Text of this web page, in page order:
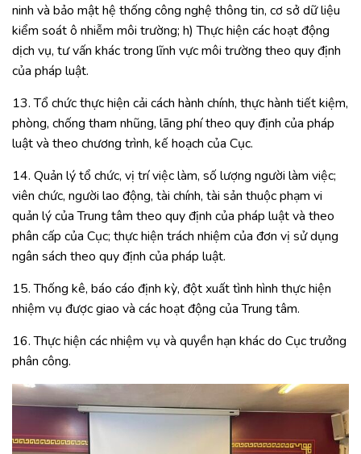
ninh và bảo mật hệ thống công nghệ thông tin, cơ sở dữ liệu
kiểm soát ô nhiễm môi trường; h) Thực hiện các hoạt động
dịch vụ, tư vấn khác trong lĩnh vực môi trường theo quy định
của pháp luật.
13. Tổ chức thực hiện cải cách hành chính, thực hành tiết kiệm,
phòng, chống tham nhũng, lãng phí theo quy định của pháp
luật và theo chương trình, kế hoạch của Cục.
14. Quản lý tổ chức, vị trí việc làm, số lượng người làm việc;
viên chức, người lao động, tài chính, tài sản thuộc phạm vi
quản lý của Trung tâm theo quy định của pháp luật và theo
phân cấp của Cục; thực hiện trách nhiệm của đơn vị sử dụng
ngân sách theo quy định của pháp luật.
15. Thống kê, báo cáo định kỳ, đột xuất tình hình thực hiện
nhiệm vụ được giao và các hoạt động của Trung tâm.
16. Thực hiện các nhiệm vụ và quyền hạn khác do Cục trưởng
phân công.